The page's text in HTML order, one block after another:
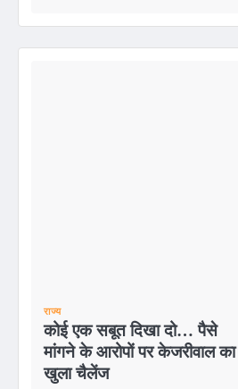
राज्य
कोई एक सबूत दिखा दो… पैसे
मांगने के आरोपों पर केजरीवाल का
खुला चैलेंज